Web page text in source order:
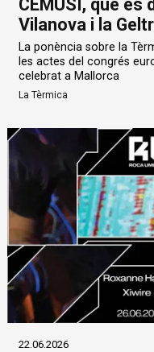
CEMUSI, que
Vilanova i la
La ponència sobre la
les actes del congrés
celebrat a Mallorca
La Tèrmica
22.06.2026